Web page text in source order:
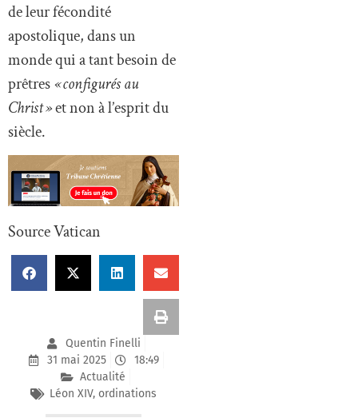
de leur fécondité
apostolique, dans un
monde qui a tant besoin de
prêtres« configurés au
Christ »et non à l’esprit du
siècle.
Source Vatican
Quentin Finelli
31 mai 2025
18:49
Actualité
Léon XIV, ordinations